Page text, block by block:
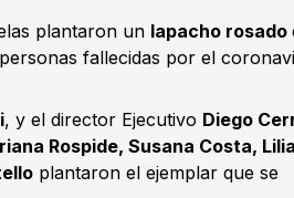
plantaron un lapacho rosado
fallecidas por el
, y el director Ejecutivo Diego
Rospide, Susana Costa,
plantaron el ejemplar que se